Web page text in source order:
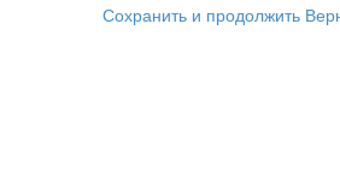
Сохранить и продолжить